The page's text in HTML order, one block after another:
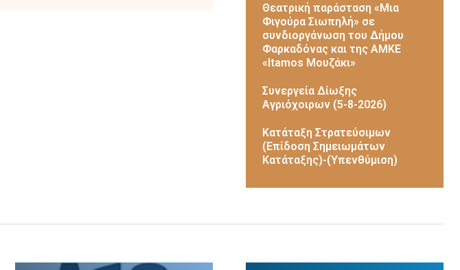
Θεατρική παράσταση «Μια
Φιγούρα Σιωπηλή» σε
συνδιοργάνωση του Δήμου
Φαρκαδόνας και της ΑΜΚΕ
«Itamos Μουζάκι»
Συνεργεία Δίωξης
Αγριόχοιρων (5-8-2026)
Κατάταξη Στρατεύσιμων
(Επίδοση Σημειωμάτων
Κατάταξης)-(Υπενθύμιση)